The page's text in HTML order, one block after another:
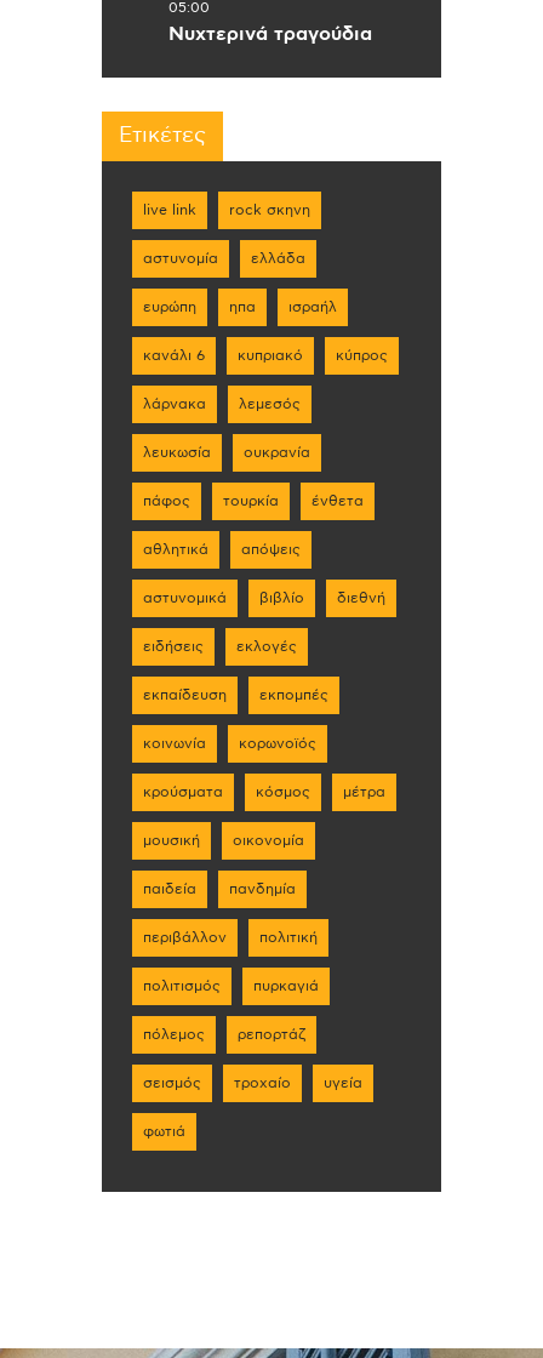
05:00
Νυχτερινά τραγούδια
Ετικέτες
live link rock σκηνη
αστυνομία ελλάδα
ευρώπη ηπα ισραήλ
κανάλι 6 κυπριακό κύπρος
λάρνακα λεμεσός
λευκωσία ουκρανία
πάφος τουρκία ένθετα
αθλητικά απόψεις
αστυνομικά βιβλίο διεθνή
ειδήσεις εκλογές
εκπαίδευση εκπομπές
κοινωνία κορωνοϊός
κρούσματα κόσμος μέτρα
μουσική οικονομία
παιδεία πανδημία
περιβάλλον πολιτική
πολιτισμός πυρκαγιά
πόλεμος ρεπορτάζ
σεισμός τροχαίο υγεία
φωτιά